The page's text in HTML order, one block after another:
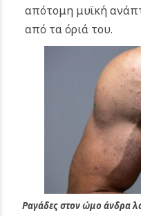
απότομη μυϊκή
από τα όριά του.
Ραγάδες στον ώμο άνδρα